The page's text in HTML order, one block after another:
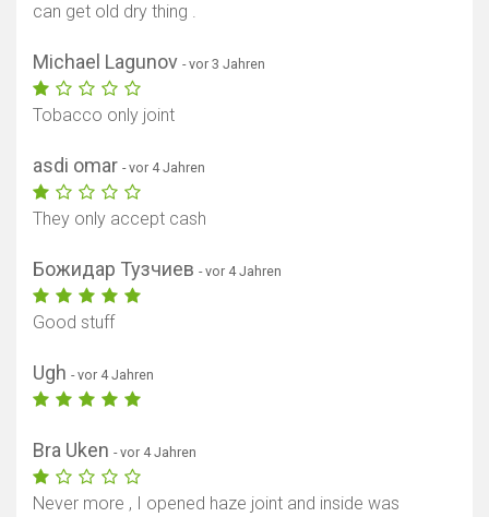
can get old dry thing .
Michael Lagunov - vor 3 Jahren
Tobacco only joint
asdi omar - vor 4 Jahren
They only accept cash
Божидар Тузчиев - vor 4 Jahren
Good stuff
Ugh - vor 4 Jahren
Bra Uken - vor 4 Jahren
Never more , I opened haze joint and inside was